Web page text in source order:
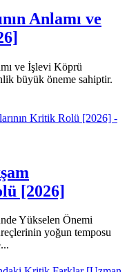
Anlamı ve
ve İşlevi Köprü
büyük öneme sahiptir.
[2026]
Yükselen Önemi
yoğun temposu